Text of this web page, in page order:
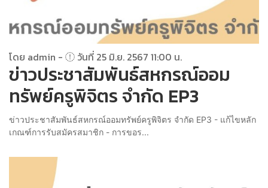
โดย admin - วันที่ 25 มิ.ย. 2567 11:00 น.
ข่าวประชาสัมพันธ์สหกรณ์ออม
ทรัพย์ครูพิจิตร จำกัด EP3
ข่าวประชาสัมพันธ์สหกรณ์ออมทรัพย์ครูพิจิตร จำกัด EP3 - แก้ไขหลัก
เกณฑ์การรับสมัครสมาชิก - การขอร...